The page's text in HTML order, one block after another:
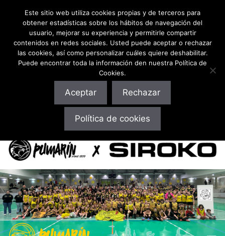
10% Descuento ¡en toda la web! Pulsa aquí o usa el
código: cbpumarin
Este sitio web utiliza cookies propias y de terceros para
obtener estadísticas sobre los hábitos de navegación del
usuario, mejorar su experiencia y permitirle compartir
contenidos en redes sociales. Usted puede aceptar o rechazar
las cookies, así como personalizar cuáles quiere deshabilitar.
Puede encontrar toda la información den nuestra Política de
Cookies.
Aceptar Rechazar
Política de cookies